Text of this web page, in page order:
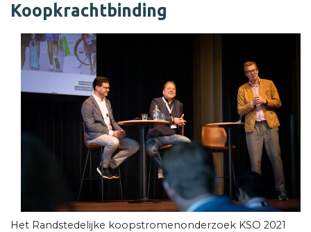
Koopkrachtbinding
Het Randstedelijke koopstromenonderzoek KSO 2021